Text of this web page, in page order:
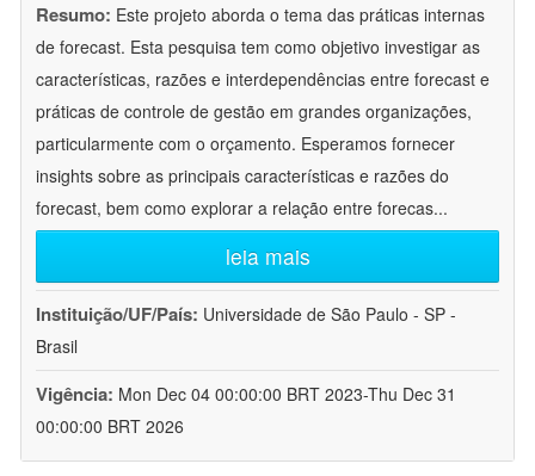
Resumo: Este projeto aborda o tema das práticas internas
de forecast. Esta pesquisa tem como objetivo investigar as
características, razões e interdependências entre forecast e
práticas de controle de gestão em grandes organizações,
particularmente com o orçamento. Esperamos fornecer
insights sobre as principais características e razões do
forecast, bem como explorar a relação entre forecas...
leia mais
Instituição/UF/País: Universidade de São Paulo - SP -
Brasil
Vigência: Mon Dec 04 00:00:00 BRT 2023-Thu Dec 31
00:00:00 BRT 2026